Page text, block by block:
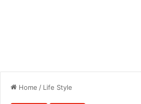
Home / Life Style